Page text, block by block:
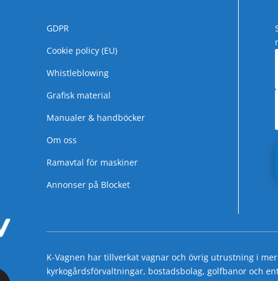
GDPR
Cookie policy (EU)
Whistleblowing
Grafisk material
Manualer & handböcker
Om oss
Ramavtal för maskiner
Annonser på Blocket
K-Vagnen har tillverkat vagnar och övrig utrustning i
kyrkogårdsförvaltningar, bostadsbolag, golfbanor och